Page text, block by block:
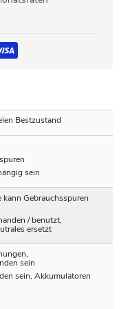
Bestzustand
sein
Gebrauchsspuren
/ benutzt,
ersetzt
sein
sein, Akkumulatoren